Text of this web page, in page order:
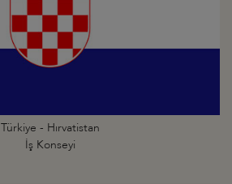
Türkiye - Hırvatistan
İş Konseyi